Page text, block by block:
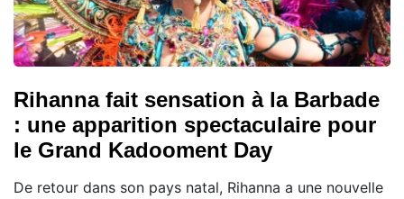
Rihanna fait sensation à la Barbade
: une apparition spectaculaire pour
le Grand Kadooment Day
De retour dans son pays natal, Rihanna a une nouvelle